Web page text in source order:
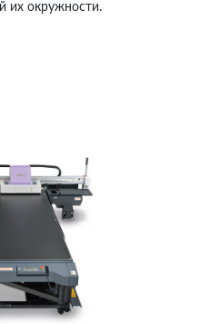
их окружности.